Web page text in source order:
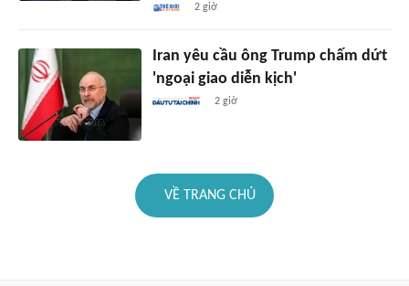
2 giờ
Iran yêu cầu ông Trump chấm dứt
'ngoại giao diễn kịch'
2 giờ
VỀ TRANG CHỦ